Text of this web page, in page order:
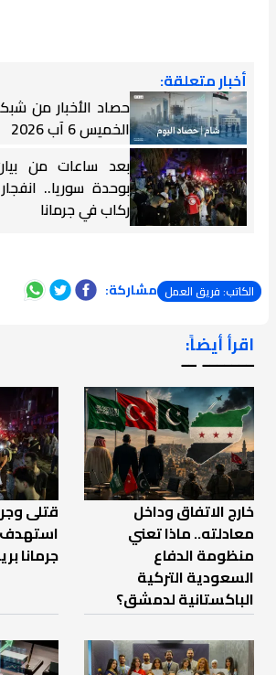
أخبار متعلقة:
حصاد الأخبار من
الخميس 6 آب 2026
بعد ساعات من
بوحدة سوريا..
ركاب في جرمانا
الكاتب: فريق العمل مشاركة:
اقرأ أيضاً:
ـــــــ ــ
خارج الاتفاق وداخل
معادلته.. ماذا تعني
منظومة الدفاع
السعودية التركية
الباكستانية لدمشق؟
قتلى
استهدف
جرمانا